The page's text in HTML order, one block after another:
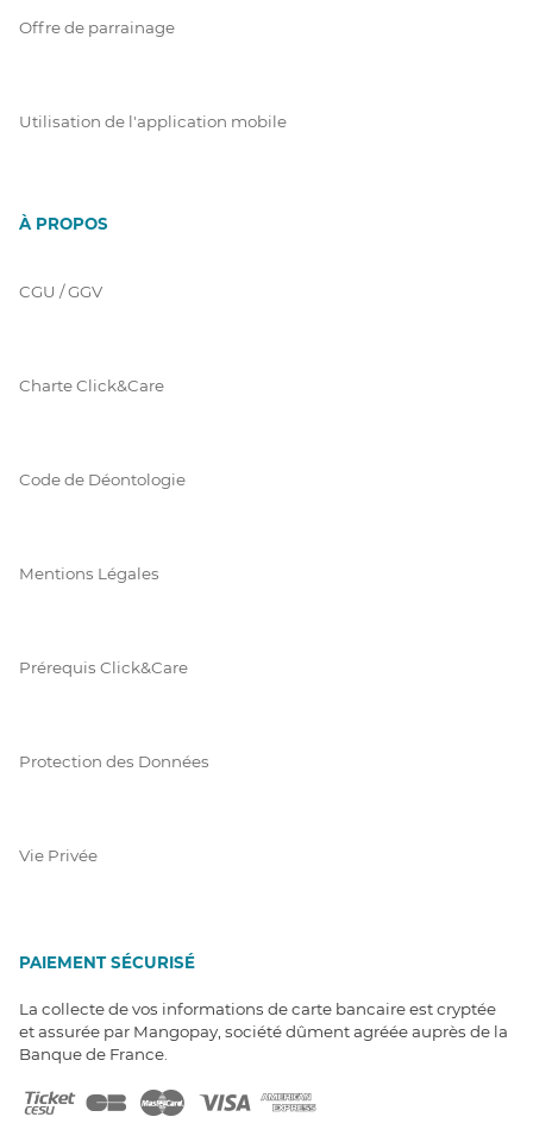
Offre de parrainage
Utilisation de l'application mobile
À PROPOS
CGU / GGV
Charte Click&Care
Code de Déontologie
Mentions Légales
Prérequis Click&Care
Protection des Données
Vie Privée
PAIEMENT SÉCURISÉ
La collecte de vos informations de carte bancaire est cryptée
et assurée par Mangopay, société dûment agréée auprès de la
Banque de France.